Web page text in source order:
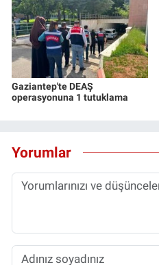
Gaziantep'te DEAŞ
operasyonuna 1 tutuklama
Yorumlar